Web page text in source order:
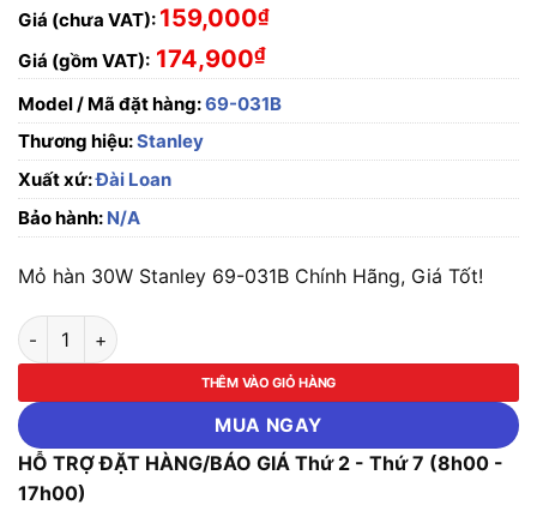
Giá (chưa VAT): 159,000₫
Giá (gồm VAT): 174,900₫
Model / Mã đặt hàng:69-031B
Thương hiệu:Stanley
Xuất xứ:Đài Loan
Bảo hành: N/A
Mỏ hàn 30W Stanley 69-031B Chính Hãng, Giá Tốt!
Mỏ hàn 30W Stanley 69-031B số lượng
THÊM VÀO GIỎ HÀNG
MUA NGAY
HỖ TRỢ ĐẶT HÀNG/BÁO GIÁ Thứ 2 - Thứ 7 (8h00 -
17h00)